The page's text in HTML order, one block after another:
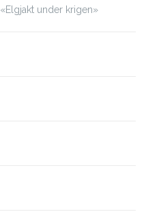
under krigen»